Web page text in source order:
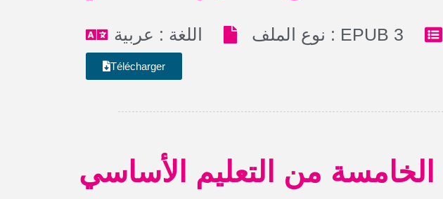
اللغة : عربية نوع الملف : EPUB 3
Télécharger
الخامسة من التعليم الأساسي